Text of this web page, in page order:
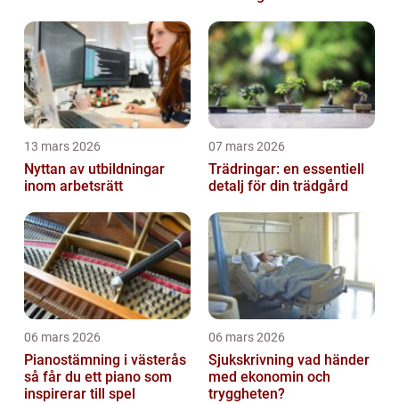
13 mars 2026
Nyttan av utbildningar
inom arbetsrätt
07 mars 2026
Trädringar: en essentiell
detalj för din trädgård
06 mars 2026
Pianostämning i västerås
så får du ett piano som
inspirerar till spel
06 mars 2026
Sjukskrivning vad händer
med ekonomin och
tryggheten?